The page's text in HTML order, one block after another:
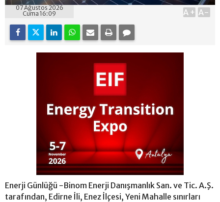
07 Ağustos 2026
Cuma 16:09
A+ A-
Enerji Günlüğü -Binom Enerji Danışmanlık San. ve Tic. A.Ş.
tarafından, Edirne İli, Enez İlçesi, Yeni Mahalle sınırları